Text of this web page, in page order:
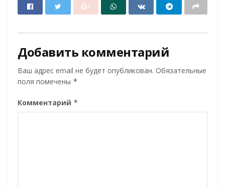
Добавить комментарий
Ваш адрес email не будет опубликован. Обязательные
поля помечены *
Комментарий *